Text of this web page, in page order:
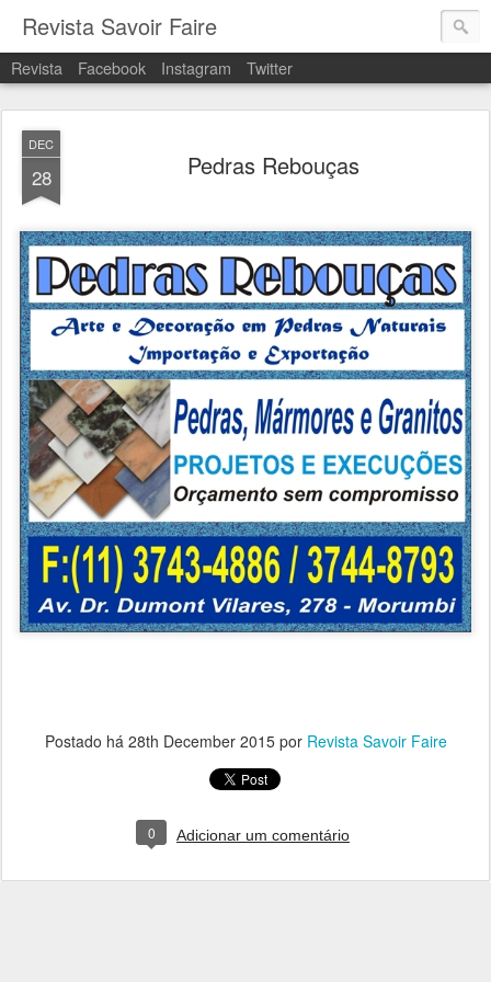
Revista Savoir Faire
Revista Facebook Instagram Twitter
DEC
28 Pedras Rebouças
Postado há 28th December 2015por Revista Savoir Faire
0 Adicionar um comentário